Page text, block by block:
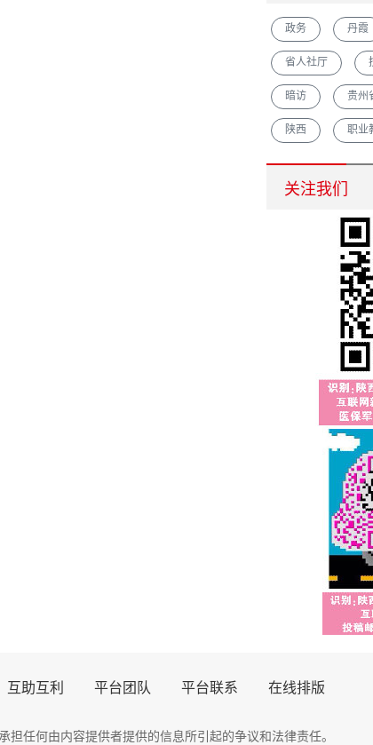
政务 丹霞
省人社厅
暗访 贵州
陕西 职业
汉中市重点培育
关注我们
互助互利 平台团队 平台联系 在线排版
担任何由内容提供者提供的信息所引起的争议和法律责任。